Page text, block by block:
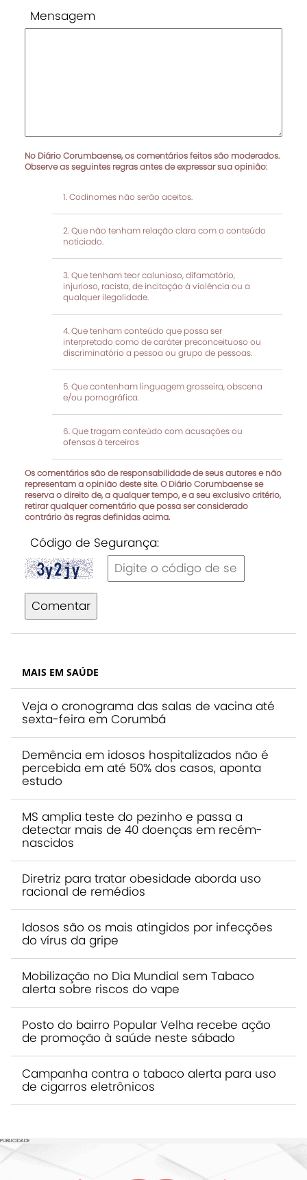
Mensagem
No Diário Corumbaense, os comentários feitos são moderados.
Observe as seguintes regras antes de expressar sua opinião:
Codinomes não serão aceitos.
Que não tenham relação clara com o conteúdo
noticiado.
Que tenham teor calunioso, difamatório,
injurioso, racista, de incitação à violência ou a
qualquer ilegalidade.
Que tenham conteúdo que possa ser
interpretado como de caráter preconceituoso ou
discriminatório a pessoa ou grupo de pessoas.
Que contenham linguagem grosseira, obscena
e/ou pornográfica.
Que tragam conteúdo com acusações ou
ofensas à terceiros
Os comentários são de responsabilidade de seus autores e não
representam a opinião deste site. O Diário Corumbaense se
reserva o direito de, a qualquer tempo, e a seu exclusivo critério,
retirar qualquer comentário que possa ser considerado
contrário às regras definidas acima.
Código de Segurança:
Comentar
MAIS EM SAÚDE
Veja o cronograma das salas de vacina até
sexta-feira em Corumbá
Demência em idosos hospitalizados não é
percebida em até 50% dos casos, aponta
estudo
MS amplia teste do pezinho e passa a
detectar mais de 40 doenças em recém-
nascidos
Diretriz para tratar obesidade aborda uso
racional de remédios
Idosos são os mais atingidos por infecções
do vírus da gripe
Mobilização no Dia Mundial sem Tabaco
alerta sobre riscos do vape
Posto do bairro Popular Velha recebe ação
de promoção à saúde neste sábado
Campanha contra o tabaco alerta para uso
de cigarros eletrônicos
PUBLICIDADE